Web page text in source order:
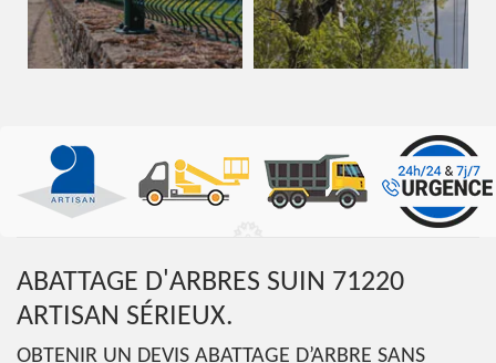
ABATTAGE D'ARBRES SUIN 71220
ARTISAN SÉRIEUX.
OBTENIR UN DEVIS ABATTAGE D’ARBRE SANS